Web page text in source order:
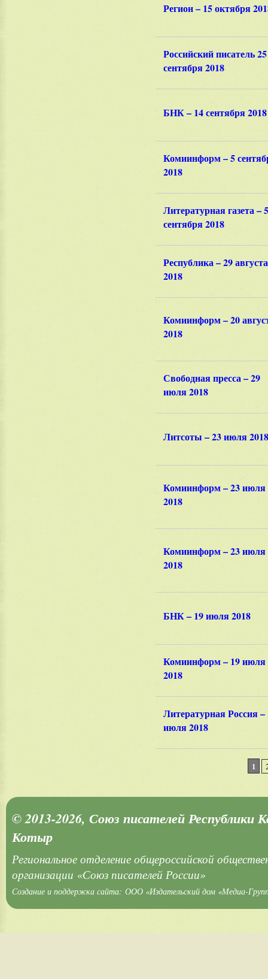
Регион – 15 октября
Российский писатель 25
сентября 2018
БНК – 14 сентября 2018
Комиинформ – 5
2018
Литературная газета – 5
сентября 2018
Республика – 29 августа
2018
Комиинформ – 20
2018
Свободная пресса – 29
июля 2018
Литсоты – 23 июля 2018
Комиинформ – 23 июля
2018
Комиинформ – 23 июля
2018
БНК – 19 июля 2018
Комиинформ – 19 июля
2018
Литературная Россия –
июля 2018
1
© 2013-2026, Союз писателей Республики
Котыр
Региональное отделение общероссийской
организации «Союз писателей России»
Создание и поддержка сайта: ООО «Издательский дом «Медиа-